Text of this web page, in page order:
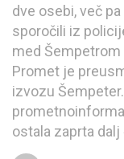
dve osebi, več
sporočili iz
med
Promet je
izvozu
ostala zaprta dalj